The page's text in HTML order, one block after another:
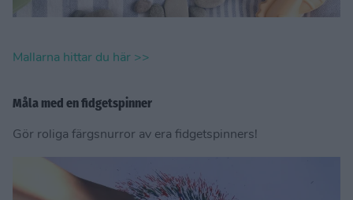
Mallarna hittar du här >>
Måla med en fidgetspinner
Gör roliga färgsnurror av era fidgetspinners!